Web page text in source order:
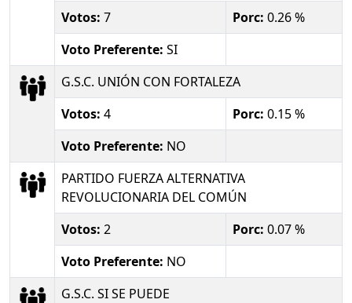
Votos: 7 Porc: 0.26 %
Voto Preferente: SI
G.S.C. UNIÓN CON FORTALEZA
Votos: 4 Porc: 0.15 %
Voto Preferente: NO
PARTIDO FUERZA ALTERNATIVA
REVOLUCIONARIA DEL COMÚN
Votos: 2 Porc: 0.07 %
Voto Preferente: NO
G.S.C. SI SE PUEDE